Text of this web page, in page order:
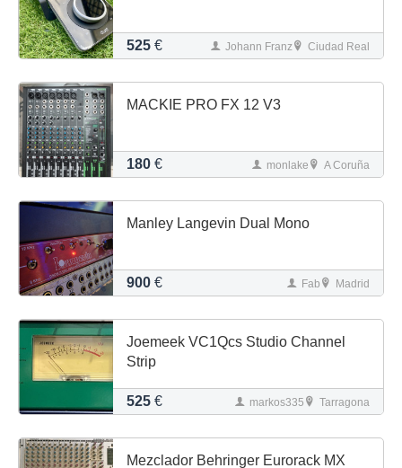
525 € Johann Franz Ciudad Real
MACKIE PRO FX 12 V3
180 € monlake A Coruña
Manley Langevin Dual Mono
900 € Fab Madrid
Joemeek VC1Qcs Studio Channel
Strip
525 € markos335 Tarragona
Mezclador Behringer Eurorack MX